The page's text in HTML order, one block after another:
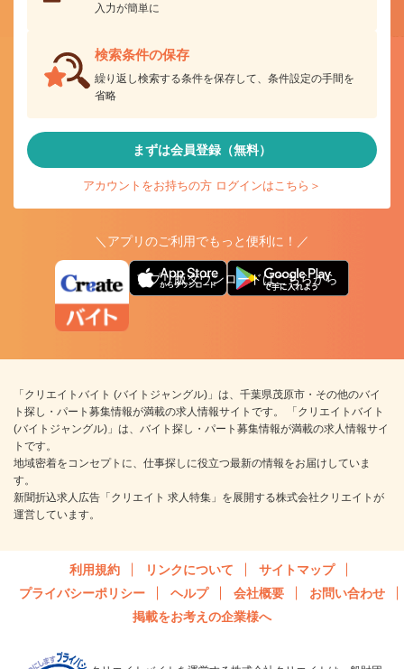
入力が簡単に
検索条件の保存
繰り返し検索する条件を保存して、条件設定の手間を
省略
まずは会員登録（無料）
アカウントをお持ちの方 ログインはこちら＞
＼アプリのご利用でもっと便利に！／
アプリ版ダウンロードはこちらから
「クリエイトバイト (バイトジャングル)」は、千葉県茂原市・その他のバイ
ト探し・パート募集情報が満載の求人情報サイトです。 「クリエイトバイト
(バイトジャングル)」は、バイト探し・パート募集情報が満載の求人情報サイ
トです。
地域密着をコンセプトに、仕事探しに役立つ最新の情報をお届けしていま
す。
新聞折込求人広告「クリエイト 求人特集」を展開する株式会社クリエイトが
運営しています。
利用規約 リンクについて
サイトマップ
プライバシーポリシー
ヘルプ 会社概要
お問い合わせ
掲載をお考えの企業様へ